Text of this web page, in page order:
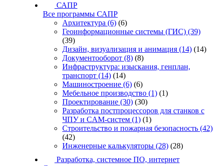
САПР
Все программы САПР
Архитектура (6) (6)
Геоинформационные системы (ГИС) (39)
(39)
Дизайн, визуализация и анимация (14) (14)
Документооборот (8) (8)
Инфраструктура: изыскания, генплан,
транспорт (14) (14)
Машиностроение (6) (6)
Мебельное производство (1) (1)
Проектирование (30) (30)
Разработка постпроцессоров для станков с
ЧПУ и CAM-систем (1) (1)
Строительство и пожарная безопасность (42)
(42)
Инженерные калькуляторы (28) (28)
Разработка, системное ПО, интернет